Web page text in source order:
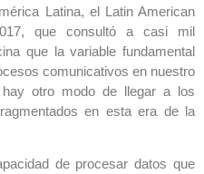
Latina, el Latin American
que consultó a casi mil
que la variable fundamental
comunicativos en nuestro
otro modo de llegar a los
en esta era de la
de procesar datos que